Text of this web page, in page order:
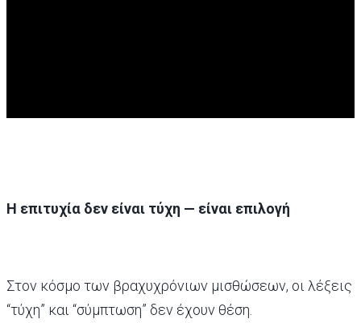
Η επιτυχία δεν είναι τύχη — είναι επιλογή
Στον κόσμο των βραχυχρόνιων μισθώσεων, οι λέξεις
“τύχη” και “σύμπτωση” δεν έχουν θέση.